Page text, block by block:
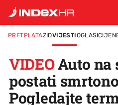
PRETPLATAZIDVIJESTIOGLASI
VIDEOAuto na
postati
Pogledajte